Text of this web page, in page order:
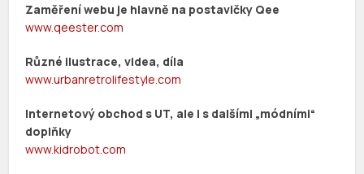
Zaměření webu je hlavně na postavičky Qee
www.qeester.com
Různé ilustrace, videa, díla
www.urbanretrolifestyle.com
Internetový obchod s UT, ale i s dalšími „módními“
doplňky
www.kidrobot.com